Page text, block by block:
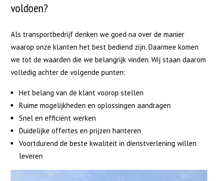
voldoen?
Als transportbedrijf denken we goed na over de manier
waarop onze klanten het best bediend zijn. Daarmee komen
we tot de waarden die we belangrijk vinden. Wij staan daarom
volledig achter de volgende punten:
Het belang van de klant voorop stellen
Ruime mogelijkheden en oplossingen aandragen
Snel en efficiënt werken
Duidelijke offertes en prijzen hanteren
Voortdurend de beste kwaliteit in dienstverlening willen
leveren